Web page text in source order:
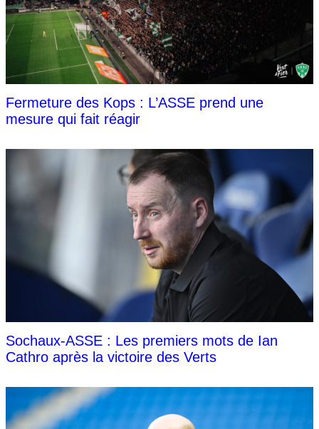
Fermeture des Kops : L’ASSE prend une
mesure qui fait réagir
Sochaux-ASSE : Les premiers mots de Ian
Cathro après la victoire des Verts